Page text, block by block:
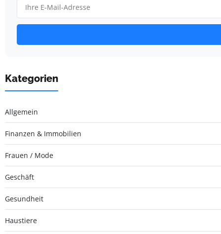
Kategorien
Allgemein
Finanzen & Immobilien
Frauen / Mode
Geschäft
Gesundheit
Haustiere